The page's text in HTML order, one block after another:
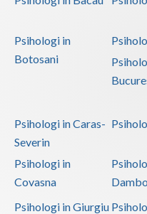
Psihologi in
Botosani
Psihologi in Caras-
Severin
Psihologi in
Covasna
Psihologi in Giurgiu